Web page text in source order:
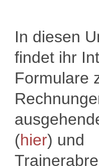
In diesen
findet ihr
Formulare
(hier) und